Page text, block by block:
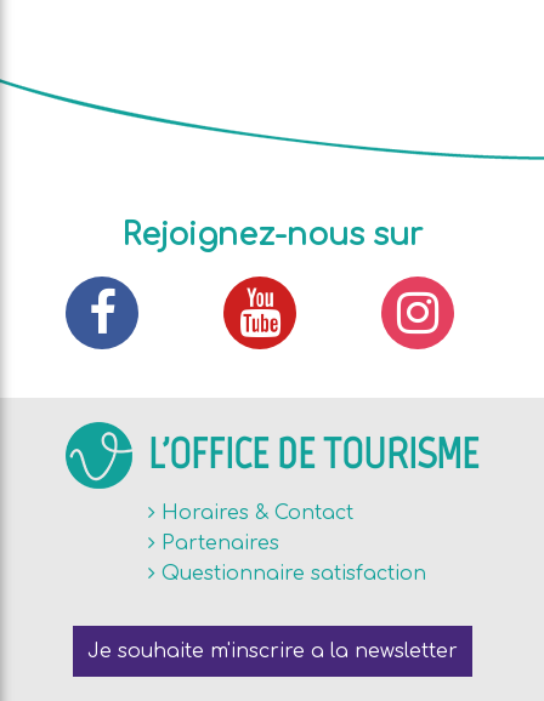
Rejoignez-nous sur
L'OFFICE DE TOURISME
Horaires & Contact
Partenaires
Questionnaire satisfaction
Je souhaite m'inscrire a la newsletter